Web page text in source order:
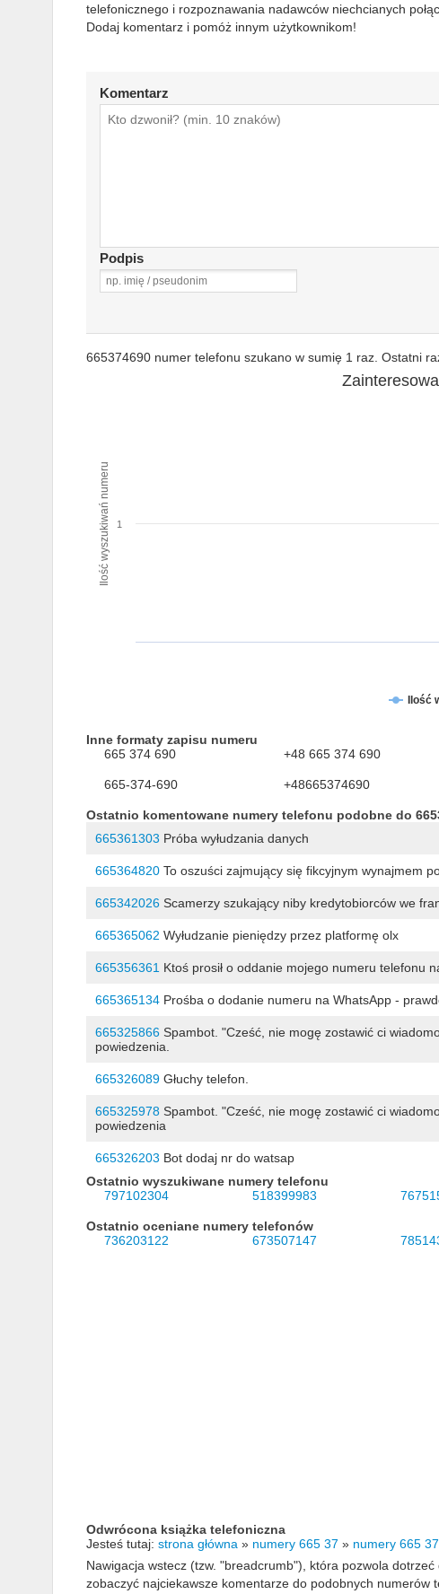
telefonicznego i rozpoznawania nadawców niechcianych
Dodaj komentarz i pomóż innym użytkownikom!
Komentarz
Podpis
665374690 numer telefonu szukano w sumię 1 raz. Ostatni
Ilość wyszukiwań numeru
Ilość
1
Inne formaty zapisu numeru
665 374 690
+48 665 374 690
665-374-690 +48665374690
Ostatnio komentowane numery telefonu podobne do
665361303 Próba wyłudzania danych
665364820To oszuści zajmujący się fikcyjnym wynajmem
665342026Scamerzy szukający niby kredytobiorców we
665365062 Wyłudzanie pieniędzy przez platformę olx
665356361Ktoś prosił o oddanie mojego numeru telefonu
665365134Prośba o dodanie numeru na WhatsApp -
665325866Spambot. "Cześć, nie mogę zostawić ci
powiedzenia.
665326089Głuchy telefon.
665325978Spambot. "Cześć, nie mogę zostawić ci
powiedzenia
665326203 Bot dodaj nr do watsap
Ostatnio wyszukiwane numery telefonu
797102304
518399983
Ostatnio oceniane numery telefonów
736203122
673507147
Odwrócona książka telefoniczna
Jesteś tutaj: strona główna » numery 665 37 » numery 665
Nawigacja wstecz (tzw. "breadcrumb"), która pozwola
zobaczyć najciekawsze komentarze do podobnych